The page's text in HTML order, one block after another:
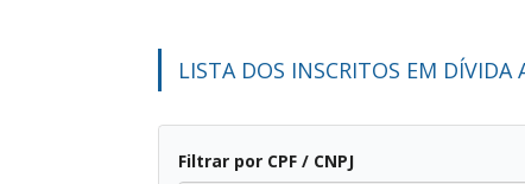
LISTA DOS INSCRITOS EM DÍVIDA
Filtrar por CPF / CNPJ